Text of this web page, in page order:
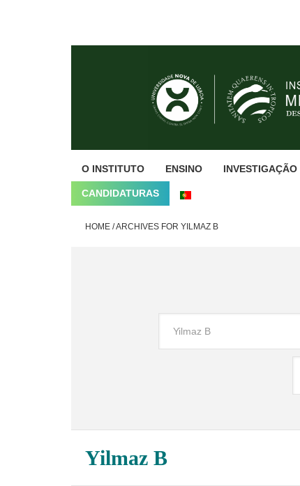
O INSTITUTO ENSINO INVESTIGAÇÃO
CANDIDATURAS
HOME /ARCHIVES FOR YILMAZ B
Yilmaz B